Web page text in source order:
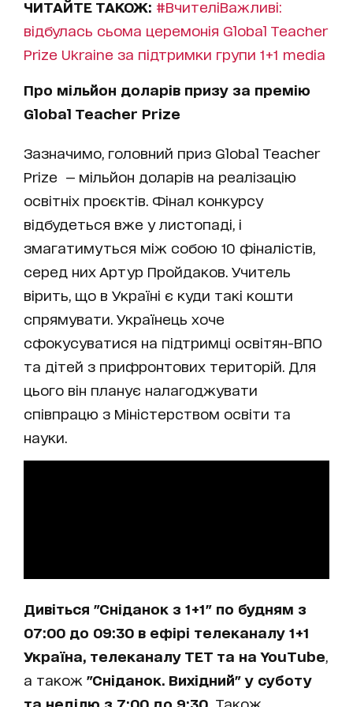
ЧИТАЙТЕ ТАКОЖ: #ВчителіВажливі:
відбулась сьома церемонія Global Teacher
Prize Ukraine за підтримки групи 1+1 media
Про мільйон доларів призу за премію
Global Teacher Prize
Зазначимо, головний приз Global Teacher
Prize — мільйон доларів на реалізацію
освітніх проєктів. Фінал конкурсу
відбудеться вже у листопаді, і
змагатимуться між собою 10 фіналістів,
серед них Артур Пройдаков. Учитель
вірить, що в Україні є куди такі кошти
спрямувати. Українець хоче
сфокусуватися на підтримці освітян-ВПО
та дітей з прифронтових територій. Для
цього він планує налагоджувати
співпрацю з Міністерством освіти та
науки.
Дивіться "Сніданок з 1+1" по будням з
07:00 до 09:30 в ефірі телеканалу 1+1
Україна, телеканалу ТЕТ та на YouTube
а також "Сніданок. Вихідний" у суботу
та неділю з 7:00 до 9:30. Також